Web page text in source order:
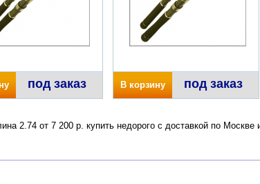
под заказ В корзину под заказ
2.74 от 7 200 р. купить недорого с доставкой по